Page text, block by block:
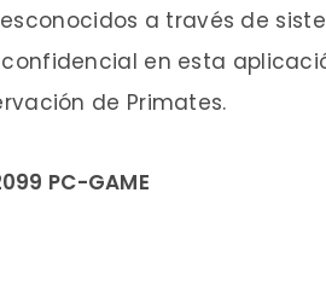
a través de
en esta
de Primates.
PC-GAME